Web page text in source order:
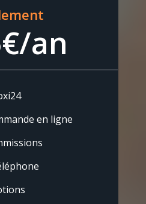
an
en ligne